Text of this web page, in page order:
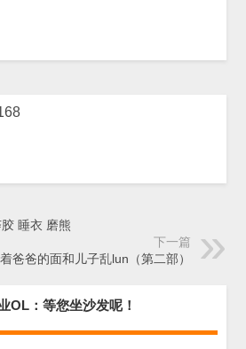
睡衣 磨熊
下一篇
爸爸的面和儿子乱lun（第二部）
OL：等您坐沙发呢！